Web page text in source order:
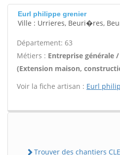
Eurl philippe grenier
Ville : Urrieres, Beuri�res,
Département: 63
Métiers : Entreprise générale
(Extension maison,
Voir la fiche artisan : Eurl
Trouver des chantiers